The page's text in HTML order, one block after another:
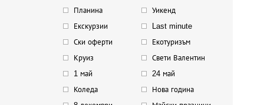
Планина
Уикенд
Екскурзии
Last minute
Ски оферти
Екотуризъм
Круиз
Свети Валентин
1 май
24 май
Коледа
Нова година